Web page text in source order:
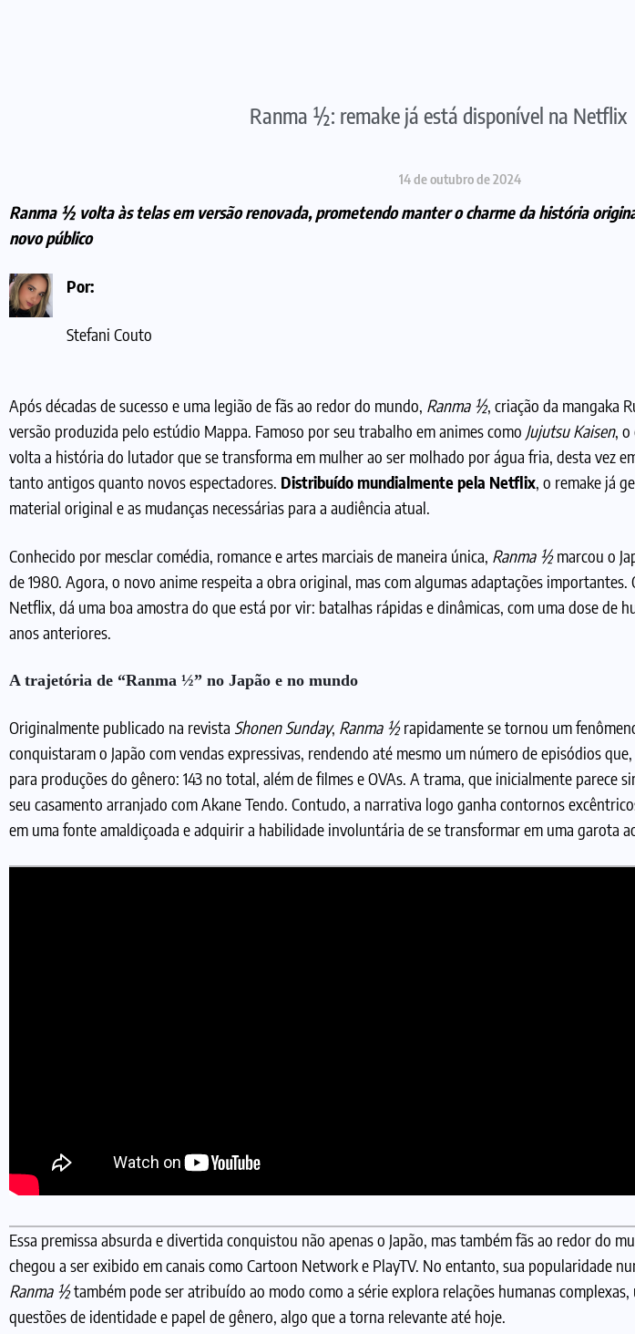
Ranma ½: remake já está disponível na Netflix
14 de outubro de 2024
Ranma ½ volta às telas em versão renovada, prometendo manter o charme da história
novo público
Por:
Stefani Couto
Após décadas de sucesso e uma legião de fãs ao redor do mundo, Ranma ½, criação da mangaka
versão produzida pelo estúdio Mappa. Famoso por seu trabalho em animes como Jujutsu Kaisen, o
volta a história do lutador que se transforma em mulher ao ser molhado por água fria, desta vez
tanto antigos quanto novos espectadores. Distribuído mundialmente pela Netflix, o remake já
material original e as mudanças necessárias para a audiência atual.
Conhecido por mesclar comédia, romance e artes marciais de maneira única, Ranma ½marcou o
de 1980. Agora, o novo anime respeita a obra original, mas com algumas adaptações
Netflix, dá uma boa amostra do que está por vir: batalhas rápidas e dinâmicas, com uma dose de
anos anteriores.
A trajetória de “Ranma ½” no Japão e no mundo
Originalmente publicado na revista Shonen Sunday, Ranma ½rapidamente se tornou um
conquistaram o Japão com vendas expressivas, rendendo até mesmo um número de episódios
para produções do gênero: 143 no total, além de filmes e OVAs. A trama, que inicialmente parece
seu casamento arranjado com Akane Tendo. Contudo, a narrativa logo ganha contornos
em uma fonte amaldiçoada e adquirir a habilidade involuntária de se transformar em uma garota
Essa premissa absurda e divertida conquistou não apenas o Japão, mas também fãs ao redor do
chegou a ser exibido em canais como Cartoon Network e PlayTV. No entanto, sua popularidade
Ranma ½também pode ser atribuído ao modo como a série explora relações humanas
questões de identidade e papel de gênero, algo que a torna relevante até hoje.